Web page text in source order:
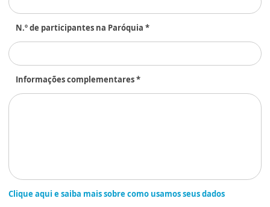
N.º de participantes na Paróquia *
Informações complementares *
Clique aqui e saiba mais sobre como usamos seus dados